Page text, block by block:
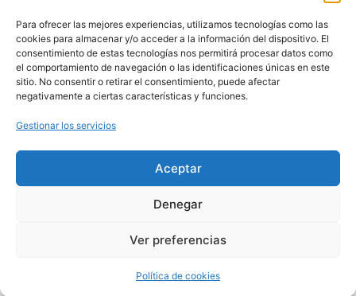
Para ofrecer las mejores experiencias, utilizamos tecnologías como las
cookies para almacenar y/o acceder a la información del dispositivo. El
consentimiento de estas tecnologías nos permitirá procesar datos como
el comportamiento de navegación o las identificaciones únicas en este
sitio. No consentir o retirar el consentimiento, puede afectar
negativamente a ciertas características y funciones.
Gestionar los servicios
Aceptar
Denegar
Ver preferencias
Política de cookies
Senderismo de autor, naturaleza y pueblos con alma.
Contacto:cuevadeldestino@gmail.com |
+34 722 32 62
1.200 en Instagram
Todos los derechos © 2026 Cueva del Destino | Funciona gracias